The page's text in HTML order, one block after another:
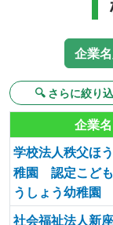
企業
🔍 さらに絞り
企業名
学校法人秩父ほ
稚園 認定こど
うしょう幼稚園
社会福祉法人新